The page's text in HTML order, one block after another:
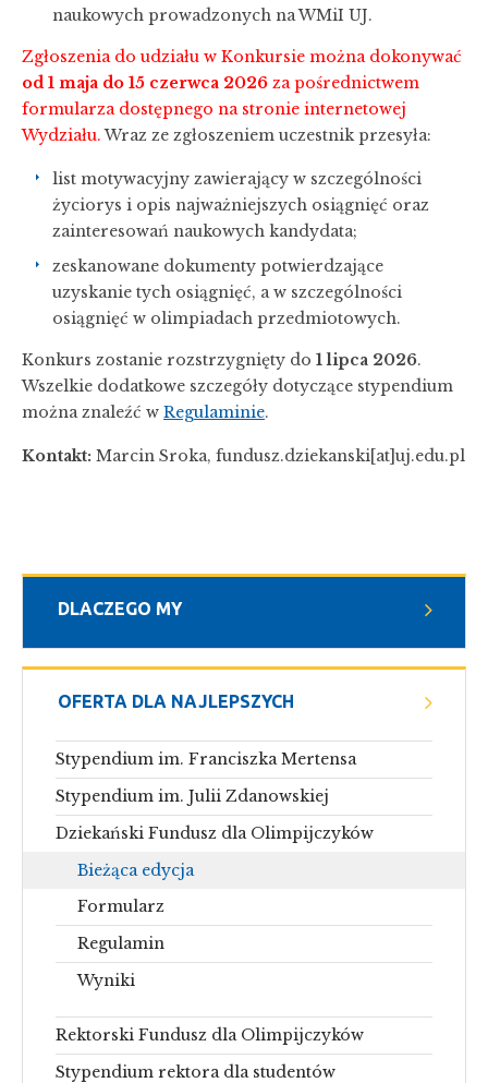
DLACZEGO MY
OFERTA DLA NAJLEPSZYCH
Stypendium im. Franciszka Mertensa
Stypendium im. Julii Zdanowskiej
Dziekański Fundusz dla Olimpijczyków
Bieżąca edycja
Formularz
Regulamin
Wyniki
Rektorski Fundusz dla Olimpijczyków
Stypendium rektora dla studentów
naukowych prowadzonych na WMiI UJ.
Zgłoszenia do udziału w Konkursie można dokonywać
od 1 maja do 15 czerwca 2026 za pośrednictwem
formularza dostępnego na stronie internetowej
Wydziału.Wraz ze zgłoszeniem uczestnik przesyła:
list motywacyjny zawierający w szczególności
życiorys i opis najważniejszych osiągnięć oraz
zainteresowań naukowych kandydata;
zeskanowane dokumenty potwierdzające
uzyskanie tych osiągnięć, a w szczególności
osiągnięć w olimpiadach przedmiotowych.
Konkurs zostanie rozstrzygnięty do 1 lipca 2026.
Wszelkie dodatkowe szczegóły dotyczące stypendium
można znaleźć w Regulaminie.
Kontakt: Marcin Sroka, fundusz.dziekanski[at]uj.edu.pl